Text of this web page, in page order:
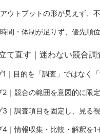
ウトプットの形が見えず、
間・体制が足りず、優先順
て直す｜迷わない競合調
1｜目的を「調査」ではなく
2｜競合の範囲を意図的に限
3｜調査項目を固定し、見る
4｜情報収集・比較・解釈を1